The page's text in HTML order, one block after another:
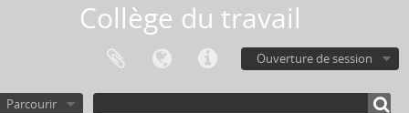
Collège du travail
Ouverture de session
Parcourir